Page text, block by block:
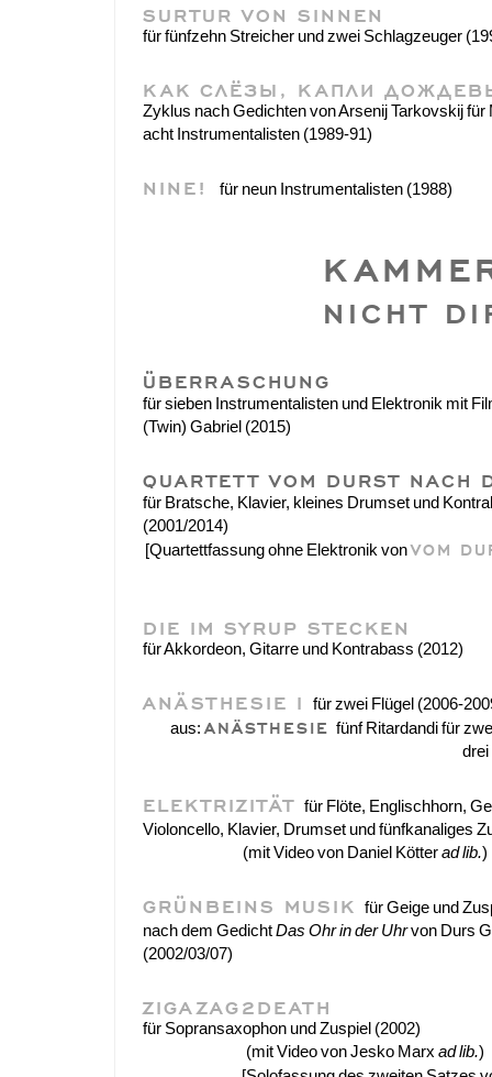
SURTUR VON SINNEN
für fünfzehn Streicher und zwei Schlagzeuger
КАК СЛЁЗЫ, КАПЛИ
Zyklus nach Gedichten von Arsenij Tarkovskij
acht Instrumentalisten (1989-91)
NINE! für neun Instrumentalisten (1988)
NICHT
ÜBERRASCHUNG
für sieben Instrumentalisten und Elektronik mit
(Twin) Gabriel (2015)
QUARTETT VOM DURST
für Bratsche, Klavier, kleines Drumset und
(2001/2014)
[Quartettfassung ohne Elektronik vonVOM
DIE IM SYRUP STECKEN
für Akkordeon, Gitarre und Kontrabass (2012)
ANÄSTHESIE I
für zwei Flügel (2006-
aus: ANÄSTHESIE fünf Ritardandi für
ELEKTRIZITÄT für Flöte, Englischhorn,
Violoncello, Klavier, Drumset und fünfkanaliges
(mit Video von Daniel Kötterad lib.)
GRÜNBEINS MUSIK für Geige und
nach dem GedichtDas Ohr in der Uhrvon Durs
(2002/03/07)
ZIGAZAG2DEATH
für Sopransaxophon und Zuspiel (2002)
(mit Video von Jesko Marx ad lib.)